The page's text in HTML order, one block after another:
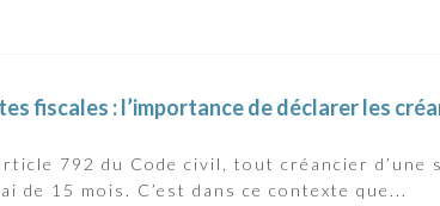
fiscales : l’importance de déclarer les
792 du Code civil, tout créancier d’une
de 15 mois. C’est dans ce contexte que...